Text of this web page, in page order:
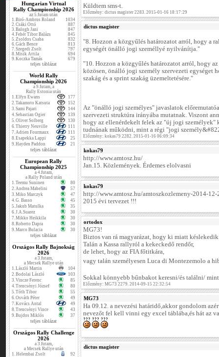
Hungarian Virtual
Rally Championship 2026
az 5.futam után
1.Biró-Ambrus Roland
1034
2.Csáki Ottó
887
3.Balogh Jani
847
4.Fehér Tibor Balázs
845
5.Zsoldos Csaba
832
6.Gách Bence
813
7.Szegedi Zsolt
797
8.Misik Attila
694
9.Koczka Tamás 679
teljes táblázat
World Rally
Championship 2026
a 9.futam, a
Rally Estonia után
1.Elfyn Ewans
177
2.Takamoto Katsuta
152
3.Sami Pajari
144
4.Sebastian Ogier
139
5.Oliver Solberg
130
6.Thierry Neuville
111
7.Adrien Fourmaux
111
8.Esapekka Lappi
25
9.Hayden Paddon 21
teljes táblázat
European Rally
Championship 2025
a 4.futam,
a Rally Poland után
1.Teemu Suninen
80
2.Andrea Mabelini
57
3.Miko Marczyk
47
4.G. Basso
45
5.Jakub Matulka
35
6.J.A.Suarez
30
7.Mikko Heikkila
30
8.Roberto Dapra
30
9.Marco Bulacia 30
teljes táblázat
Országos Rally Bajnokság
2026
a 3.futam,
a Mecsek Rallye után
1.László Martin
104
2.Bodolai László
103
3.Vincze Ferenc
85
4.Trencsényi József
80
5.Tóth Tibor
55
6.Osváth Péter
49
7.Kovács Antal
49
8.Trencsényi Vince
43
9.Bujdos Miklós 37
teljes táblázat
Országos Rally Challenge
2026
a 3.futam,
a Mecsek Rallye után
1. Helembai Zsolt
92
Küldtem sms-t.
Előzmény: dictus magister 2283. 2015-01-16 18:17:29
dictus magister
"8. Hozzon a közgyűlés határozatot arról, hogy a
egységét önálló jogi személlyé nyilvánítja."
"10. Hozzon a közgyűlés határozatot arról, hogy
közösen, önálló jogi személy szervezeti egységet
szakág és a sprint szakág üzemeltetésére."
Az "önálló jogi személyes" javaslatok
szervezeti struktúra irányába mutatnak. Viszont
hogy az ellenérdekelt felek az "új jogi személyek"
tudnának működni, mint a régi "jogi
Előzmény: kokas79 2282. 2015-01-16 06:09:34
kokas79
http://www.amtosz.hu/
Jan.15. Közlemények. Érdemes elolvasni
kokas79
http://www.amtosz.hu/amtoszkozlemeny-2014-12-
2015 évi tervezet !!!
ortodox
MG73!
Biztos van rá magyarázat, hogy ki miatt
Talán a Kassa rallyról a kekeckedő rendőr,
de lehet, hogy az FIA főtitkára,
vagy talán személyesen Luca di Montezemolo a
Sokkal könnyebb bűnbakot keresni/és találni/
Előzmény: MG73 2279. 2014-09-15 22:32:54
MG73
Ha 09.12. a nevezési határidő,akkor gondolom
nevezőt fel kell vinni egy excel táblába,és hát az
dictus magister